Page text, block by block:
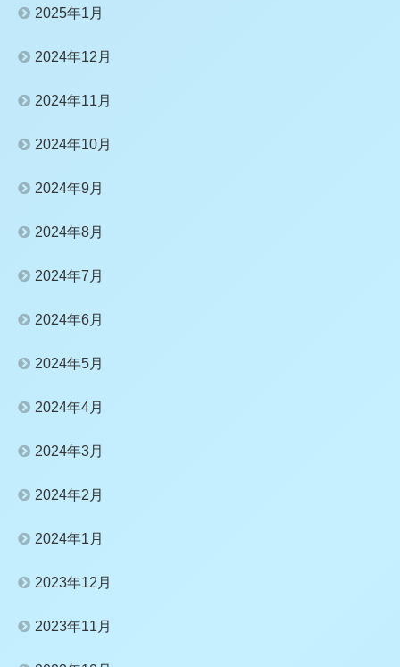
2025年1月
2024年12月
2024年11月
2024年10月
2024年9月
2024年8月
2024年7月
2024年6月
2024年5月
2024年4月
2024年3月
2024年2月
2024年1月
2023年12月
2023年11月